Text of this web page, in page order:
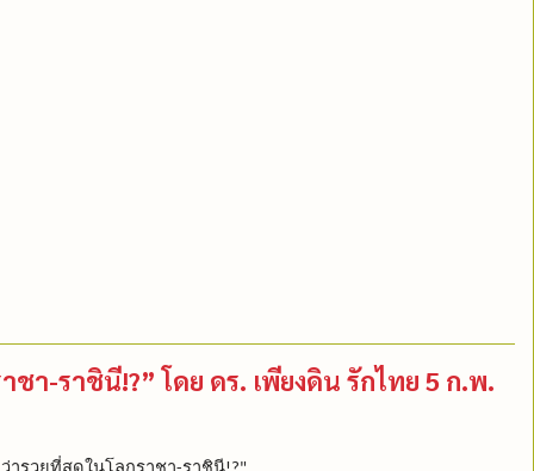
ชา-ราชินี!?” โดย ดร. เพียงดิน รักไทย 5 ก.พ.